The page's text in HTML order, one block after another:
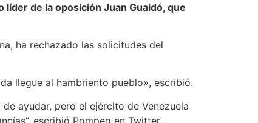
de la oposición Juan Guaidó, que
ha rechazado las solicitudes del
llegue al hambriento pueblo», escribió.
ayudar, pero el ejército de Venezuela
escribió Pompeo en Twitter.